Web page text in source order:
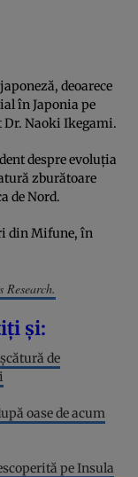
deoarece
în Japonia pe
Dr. Naoki Ikegami.
despre evoluția
zburătoare
de Nord.
din Mifune, în
Research.
și:
de
oase de acum
pe Insula